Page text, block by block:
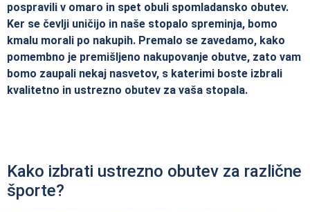
pospravili v omaro in spet obuli spomladansko obutev.
Ker se čevlji uničijo in naše stopalo spreminja, bomo
kmalu morali po nakupih. Premalo se zavedamo, kako
pomembno je premišljeno nakupovanje obutve, zato vam
bomo zaupali nekaj nasvetov, s katerimi boste izbrali
kvalitetno in ustrezno obutev za vaša stopala.
Kako izbrati ustrezno obutev za različne
športe?